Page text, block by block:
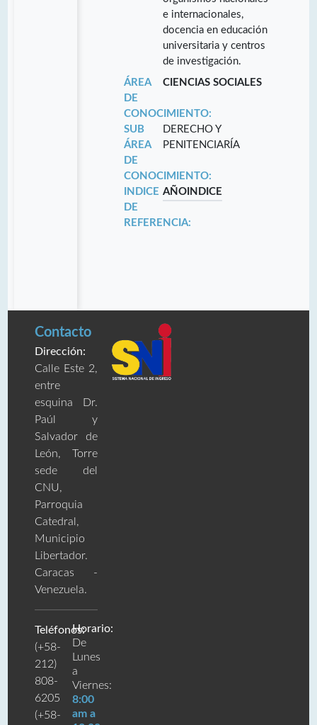
e internacionales,
docencia en educación
universitaria y centros
de investigación.
ÁREA
DE
CONOCIMIENTO:
CIENCIAS SOCIALES
SUB
ÁREA
DE
CONOCIMIENTO:
DERECHO Y
PENITENCIARÍA
INDICE
DE
REFERENCIA:
AÑO INDICE
Contacto
Dirección:
Calle Este 2,
entre
esquina Dr.
Paúl y
Salvador de
León, Torre
sede del
CNU,
Parroquia
Catedral,
Municipio
Libertador.
Caracas -
Venezuela.
Teléfonos:
(+58-
212)
808-
6205
(+58-
Horario:
De
Lunes
a
Viernes:
8:00
am a